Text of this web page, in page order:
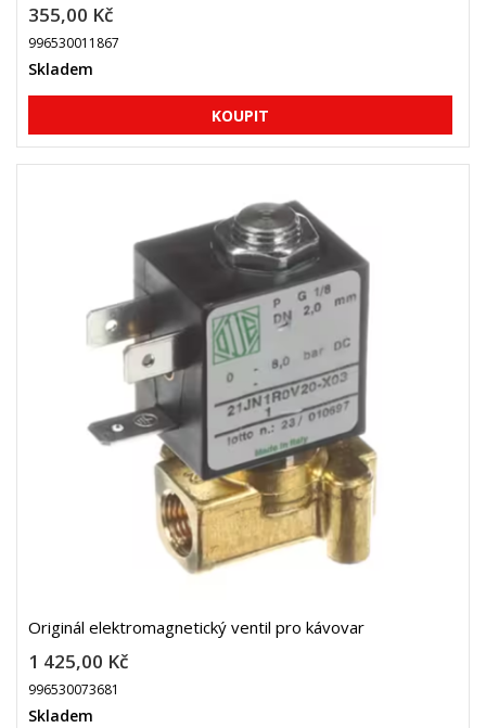
355,00 Kč
996530011867
Skladem
Originál elektromagnetický ventil pro kávovar
1 425,00 Kč
996530073681
Skladem